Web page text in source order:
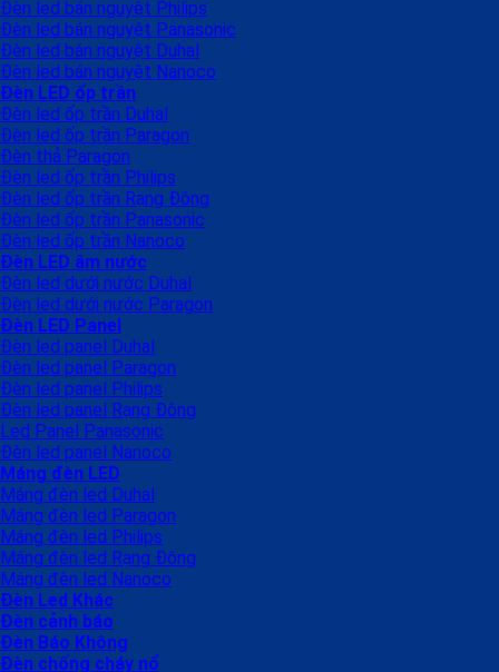
Đèn led bán nguyệt Philips
Đèn led bán nguyệt Panasonic
Đèn led bán nguyệt Duhal
Đèn led bán nguyệt Nanoco
Đèn LED ốp trần
Đèn led ốp trần Duhal
Đèn led ốp trần Paragon
Đèn thả Paragon
Đèn led ốp trần Philips
Đèn led ốp trần Rạng Đông
Đèn led ốp trần Panasonic
Đèn led ốp trần Nanoco
Đèn LED âm nước
Đèn led dưới nước Duhal
Đèn led dưới nước Paragon
Đèn LED Panel
Đèn led panel Duhal
Đèn led panel Paragon
Đèn led panel Philips
Đèn led panel Rạng Đông
Led Panel Panasonic
Đèn led panel Nanoco
Máng đèn LED
Máng đèn led Duhal
Máng đèn led Paragon
Máng đèn led Philips
Máng đèn led Rạng Đông
Máng đèn led Nanoco
Đèn Led Khác
Đèn cảnh báo
Đèn Báo Không
Đèn chống cháy nổ